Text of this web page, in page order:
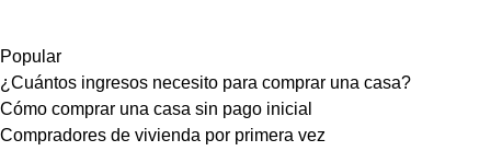
Popular
¿Cuántos ingresos necesito para comprar una casa?
Cómo comprar una casa sin pago inicial
Compradores de vivienda por primera vez